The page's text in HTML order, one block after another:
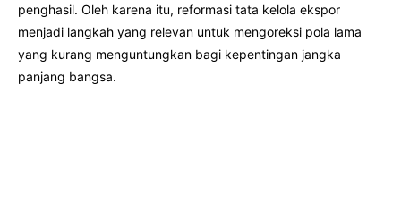
penghasil. Oleh karena itu, reformasi tata kelola ekspor
menjadi langkah yang relevan untuk mengoreksi pola lama
yang kurang menguntungkan bagi kepentingan jangka
panjang bangsa.